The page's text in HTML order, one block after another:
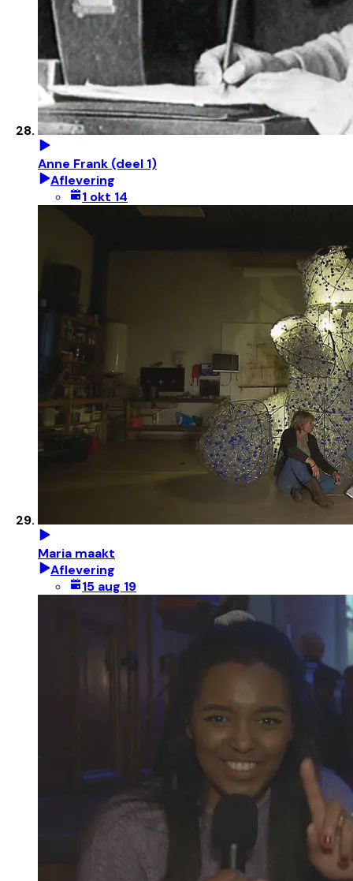
Anne Frank (deel 1)
Aflevering
1 okt 14
Maria maakt
Aflevering
15 aug 19